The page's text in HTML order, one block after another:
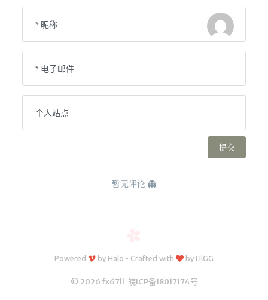
Powered by Halo • Crafted with by LIlGG
© 2026 fx67ll 皖ICP备18017174号